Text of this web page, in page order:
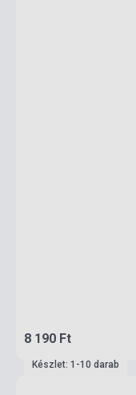
8 190 Ft
Készlet: 1-10 darab